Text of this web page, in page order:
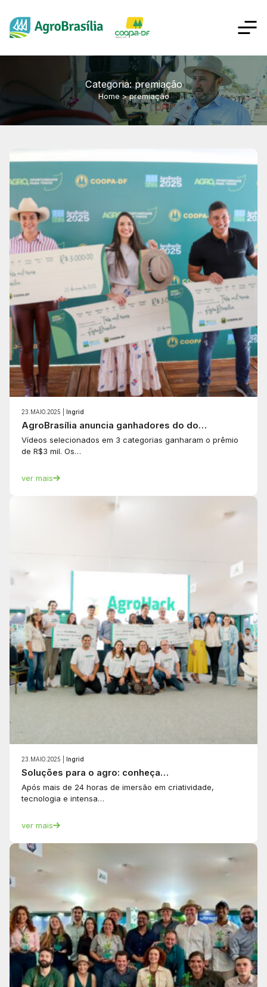
Categoria: premiação
Home > premiação
23.MAIO.2025 | Ingrid
AgroBrasília anuncia ganhadores do do…
Vídeos selecionados em 3 categorias ganharam o prêmio
de R$3 mil. Os…
ver mais
23.MAIO.2025 | Ingrid
Soluções para o agro: conheça…
Após mais de 24 horas de imersão em criatividade,
tecnologia e intensa…
ver mais